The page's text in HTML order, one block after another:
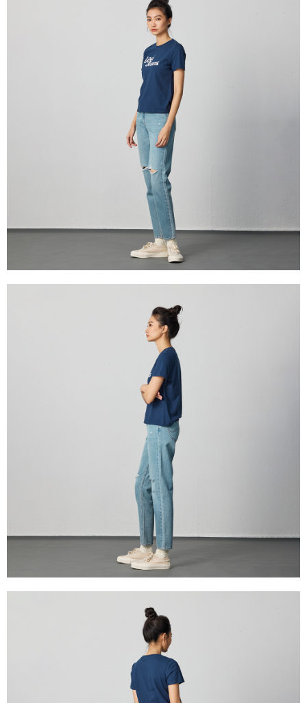
２．關於個人資料處理事宜，請瀏覽以下網址：
３．未成年的使用者請事先徵得法定代理人或監護人之同意方可使用
「AFTEE先享後付」，若未經同意申辦者引起之損失，本公司不負相關責
４．使用「AFTEE先享後付」時，將依據個別帳號之用戶狀況，依本公司即
時審查核予不同之上限額度；若仍有額度不足之情形，本公司將視審查結果
５．嚴禁一人註冊多個帳號或使用他人資訊註冊。若發現惡意使用之情形，
恩沛科技股份有限公司將有權停止該用戶之使用額度並採取法律行動。
門市自取【環保愛地球｜自備購物袋 | 出貨後10天內通知取貨】